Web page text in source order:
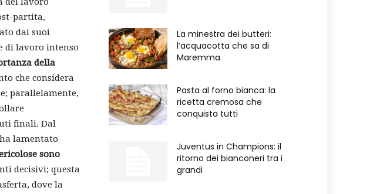
partita,
dai suoi
di lavoro intenso
della
che considera
parallelamente,
finali. Dal
lamentato
sono
decisivi; questa
dove la
La minestra dei butteri:
l’acquacotta che sa di
Maremma
Pasta al forno bianca: la
ricetta cremosa che
conquista tutti
Juventus in Champions: il
ritorno dei bianconeri tra i
grandi